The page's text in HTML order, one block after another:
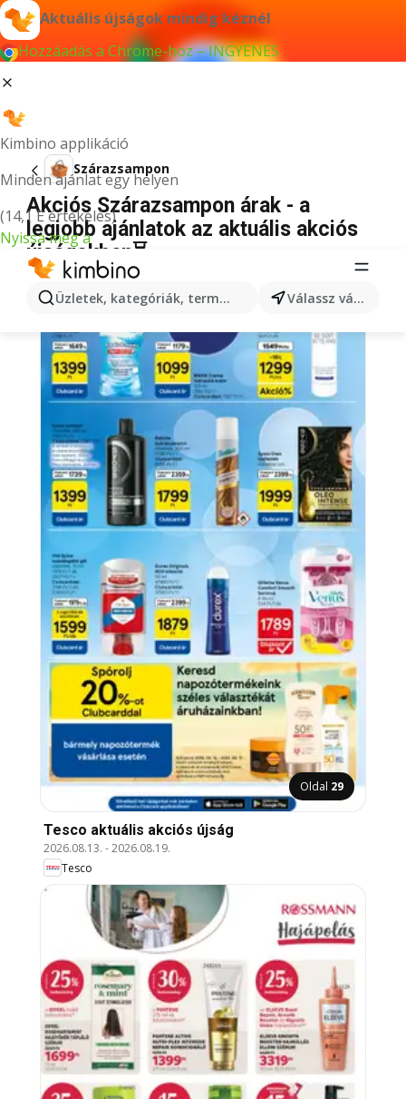
Aktuális újságok mindig kéznél
Hozzáadás a Chrome-hoz – INGYENES
Kimbino applikáció
Minden ajánlat egy helyen
(14,1 E értékelés)
Nyissa meg a
Üzletek, kategóriák, termékek keresése... Válassz várost
Szárazsampon
Akciós Szárazsampon árak - a
legjobb ajánlatok az aktuális akciós
újságokban⏳
Oldal 29
Tesco aktuális akciós újság
2026.08.13. -2026.08.19.
Tesco